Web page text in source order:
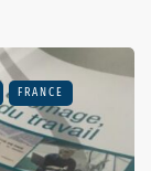
FRANCE